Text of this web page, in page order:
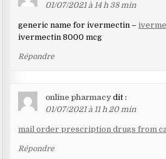
01/07/2021 à 14 h 38 min
generic name for ivermectin –
ivermectin 8000 mcg
Répondre
online pharmacy dit :
01/07/2021 à 11 h 20 min
mail order prescription drugs from
Répondre